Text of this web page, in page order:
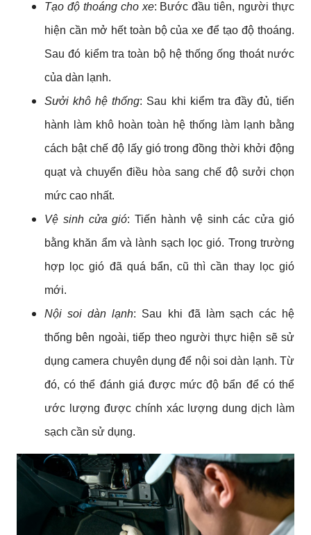
Tạo độ thoáng cho xe: Bước đầu tiên, người thực
hiện cần mở hết toàn bộ của xe để tạo độ thoáng.
Sau đó kiểm tra toàn bộ hệ thống ống thoát nước
của dàn lạnh.
Sưởi khô hệ thống: Sau khi kiểm tra đầy đủ, tiến
hành làm khô hoàn toàn hệ thống làm lạnh bằng
cách bật chế độ lấy gió trong đồng thời khởi động
quạt và chuyển điều hòa sang chế độ sưởi chọn
mức cao nhất.
Vệ sinh cửa gió: Tiến hành vệ sinh các cửa gió
bằng khăn ẩm và lành sạch lọc gió. Trong trường
hợp lọc gió đã quá bẩn, cũ thì cần thay lọc gió
mới.
Nội soi dàn lạnh: Sau khi đã làm sạch các hệ
thống bên ngoài, tiếp theo người thực hiện sẽ sử
dụng camera chuyên dụng để nội soi dàn lạnh. Từ
đó, có thể đánh giá được mức độ bẩn để có thể
ước lượng được chính xác lượng dung dịch làm
sạch cần sử dụng.